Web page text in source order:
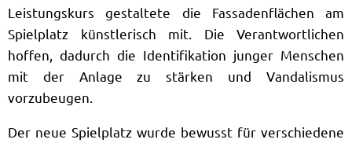
Leistungskurs gestaltete die Fassadenflächen am
Spielplatz künstlerisch mit. Die Verantwortlichen
hoffen, dadurch die Identifikation junger Menschen
mit der Anlage zu stärken und Vandalismus
vorzubeugen.
Der neue Spielplatz wurde bewusst für verschiedene